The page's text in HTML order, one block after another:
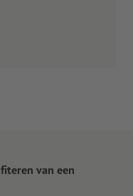
van een